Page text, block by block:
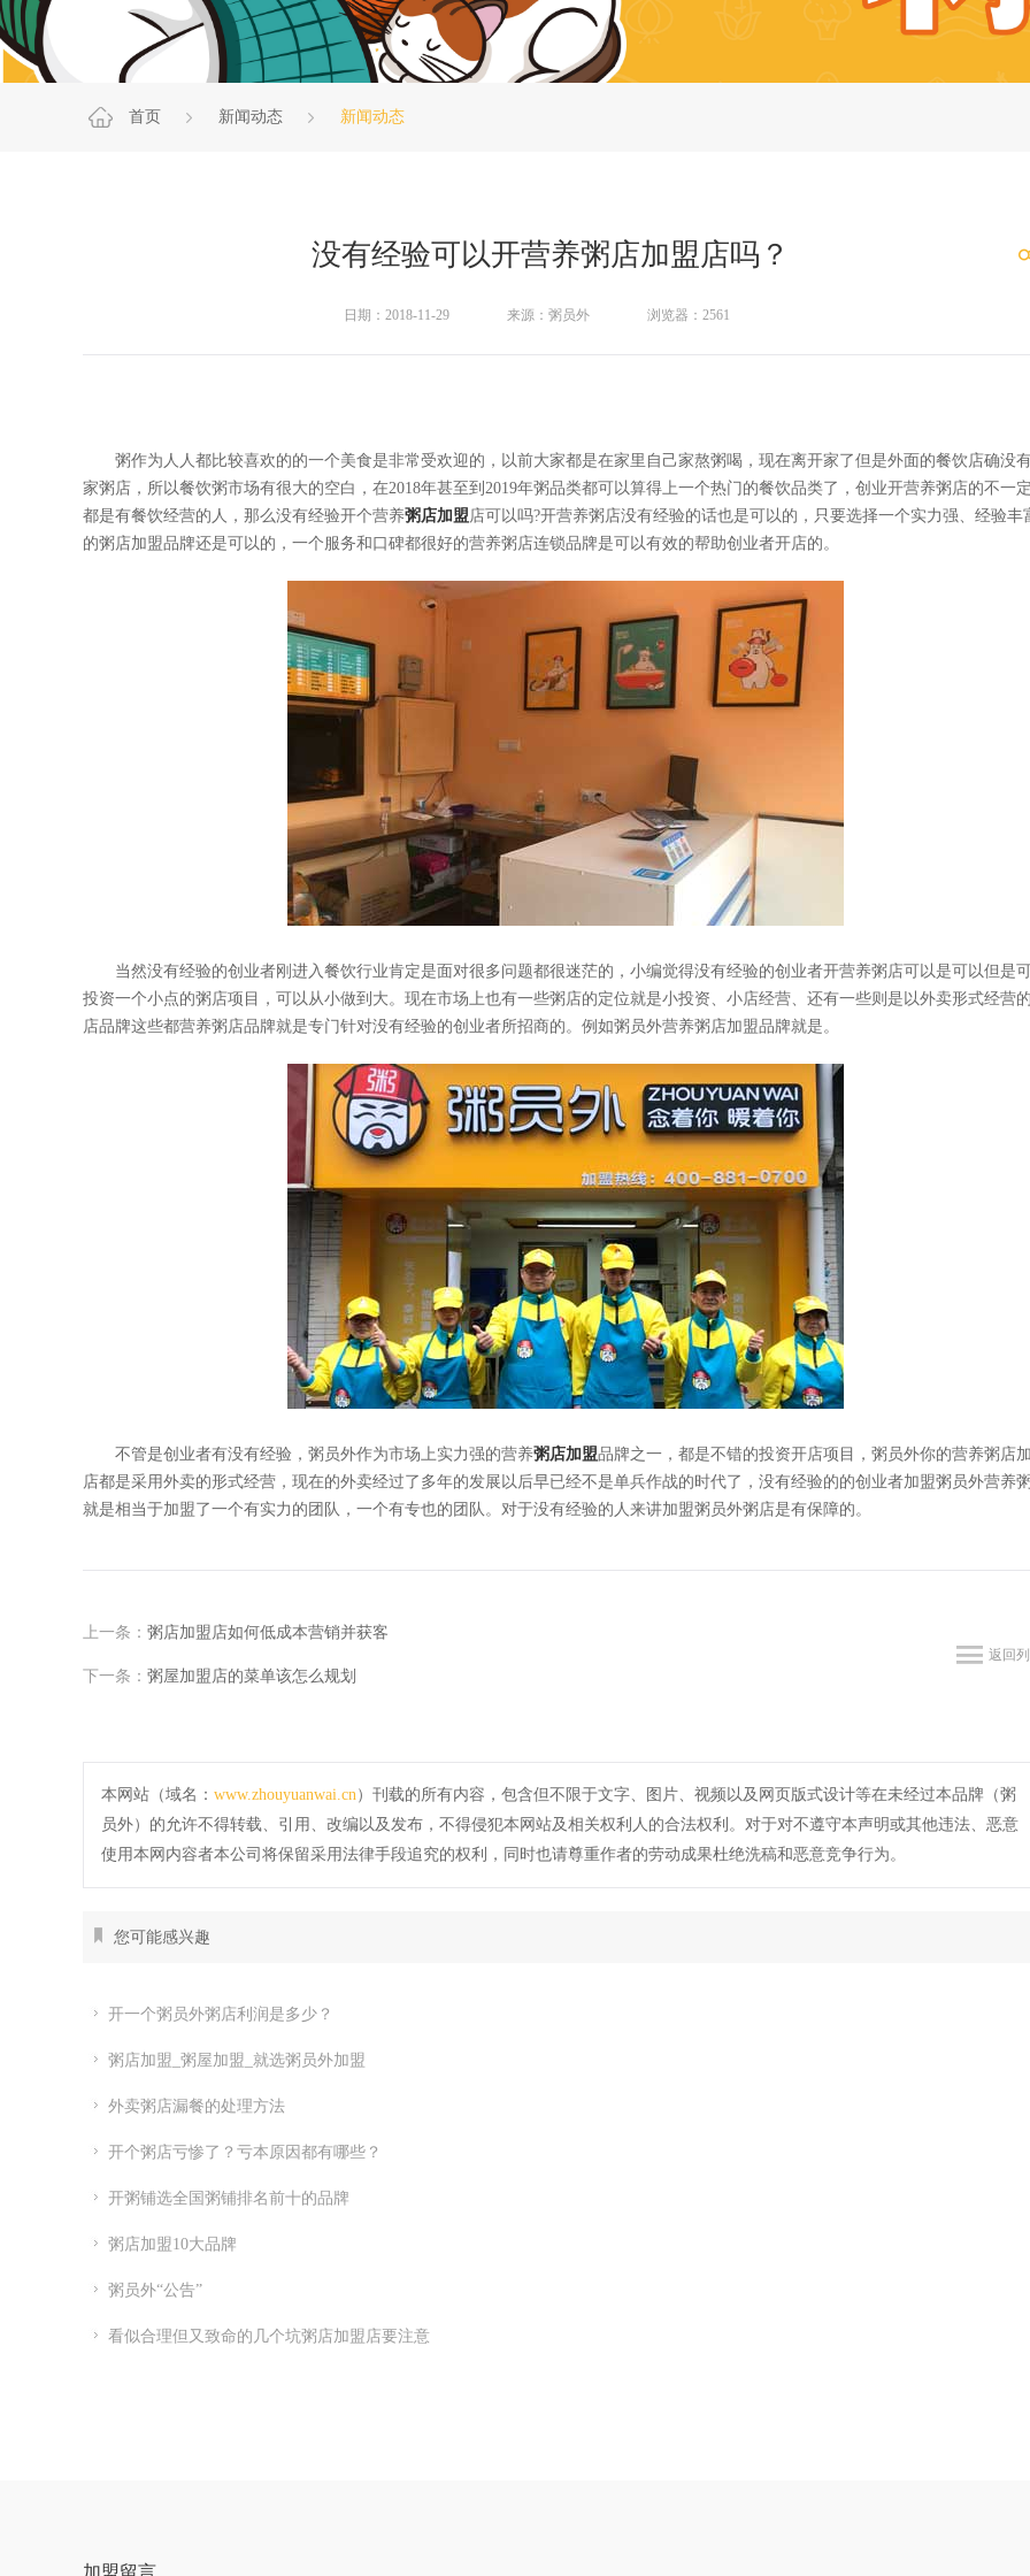
首页 新闻动态 新闻动态
没有经验可以开营养粥店加盟店吗？
日期：2018-11-29 来源：粥员外 浏览器：2561
粥作为人人都比较喜欢的的一个美食是非常受欢迎的，以前大家都是在家里自己家熬粥喝，现在离开家了但是外面的餐饮店确没
家粥店，所以餐饮粥市场有很大的空白，在2018年甚至到2019年粥品类都可以算得上一个热门的餐饮品类了，创业开营养粥店的不一
都是有餐饮经营的人，那么没有经验开个营养粥店加盟店可以吗?开营养粥店没有经验的话也是可以的，只要选择一个实力强、经验丰
的粥店加盟品牌还是可以的，一个服务和口碑都很好的营养粥店连锁品牌是可以有效的帮助创业者开店的。
当然没有经验的创业者刚进入餐饮行业肯定是面对很多问题都很迷茫的，小编觉得没有经验的创业者开营养粥店可以是可以但是
投资一个小点的粥店项目，可以从小做到大。现在市场上也有一些粥店的定位就是小投资、小店经营、还有一些则是以外卖形式经营
店品牌这些都营养粥店品牌就是专门针对没有经验的创业者所招商的。例如粥员外营养粥店加盟品牌就是。
不管是创业者有没有经验，粥员外作为市场上实力强的营养粥店加盟品牌之一，都是不错的投资开店项目，粥员外你的营养粥店
店都是采用外卖的形式经营，现在的外卖经过了多年的发展以后早已经不是单兵作战的时代了，没有经验的的创业者加盟粥员外营养
就是相当于加盟了一个有实力的团队，一个有专也的团队。对于没有经验的人来讲加盟粥员外粥店是有保障的。
上一条： 粥店加盟店如何低成本营销并获客
下一条： 粥屋加盟店的菜单该怎么规划
返回
本网站（域名： www.zhouyuanwai.cn）刊载的所有内容，包含但不限于文字、图片、视频以及网页版式设计等在未经过本品牌（粥
员外）的允许不得转载、引用、改编以及发布，不得侵犯本网站及相关权利人的合法权利。对于对不遵守本声明或其他违法、恶意
使用本网内容者本公司将保留采用法律手段追究的权利，同时也请尊重作者的劳动成果杜绝洗稿和恶意竞争行为。
您可能感兴趣
开一个粥员外粥店利润是多少？
粥店加盟_粥屋加盟_就选粥员外加盟
外卖粥店漏餐的处理方法
开个粥店亏惨了？亏本原因都有哪些？
开粥铺选全国粥铺排名前十的品牌
粥店加盟10大品牌
粥员外“公告”
看似合理但又致命的几个坑粥店加盟店要注意
加盟留言